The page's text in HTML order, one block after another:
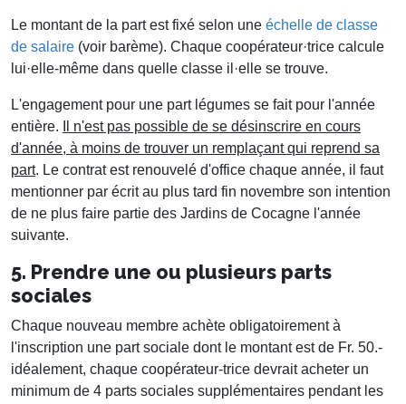
Le montant de la part est fixé selon une échelle de classe
de salaire (voir barème). Chaque coopérateur·trice calcule
lui·elle-même dans quelle classe il·elle se trouve.
L'engagement pour une part légumes se fait pour l'année
entière.
Il n'est pas possible de se désinscrire en cours
d'année, à moins de trouver un remplaçant qui reprend sa
part. Le contrat est renouvelé d'office chaque année, il faut
mentionner par écrit au plus tard fin novembre son intention
de ne plus faire partie des Jardins de Cocagne l'année
suivante.
5. Prendre une ou plusieurs parts
sociales
Chaque nouveau membre achète obligatoirement à
l'inscription une part sociale dont le montant est de Fr. 50.-
idéalement, chaque coopérateur-trice devrait acheter un
minimum de 4 parts sociales supplémentaires pendant les